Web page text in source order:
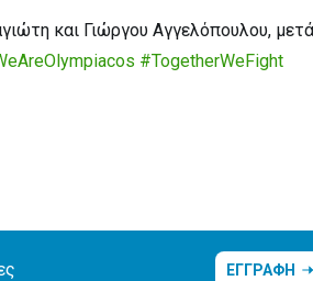
και Γιώργου Αγγελόπουλου,
#TogetherWeFight
ΕΓΓΡΑΦΗ